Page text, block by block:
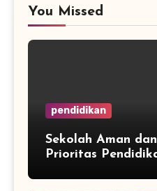
You Missed
pendidikan
Sekolah Aman
Prioritas